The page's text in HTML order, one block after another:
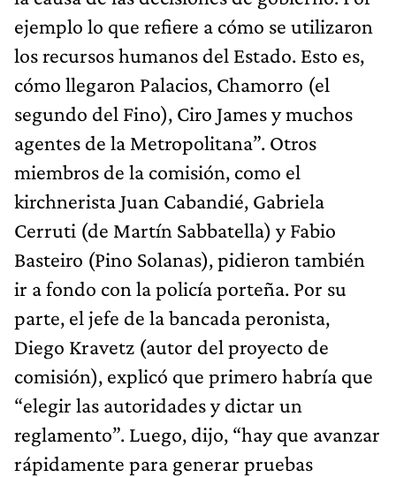
ejemplo lo que refiere a cómo se utilizaron
los recursos humanos del Estado. Esto es,
cómo llegaron Palacios, Chamorro (el
segundo del Fino), Ciro James y muchos
agentes de la Metropolitana”. Otros
miembros de la comisión, como el
kirchnerista Juan Cabandié, Gabriela
Cerruti (de Martín Sabbatella) y Fabio
Basteiro (Pino Solanas), pidieron también
ir a fondo con la policía porteña. Por su
parte, el jefe de la bancada peronista,
Diego Kravetz (autor del proyecto de
comisión), explicó que primero habría que
“elegir las autoridades y dictar un
reglamento”. Luego, dijo, “hay que avanzar
rápidamente para generar pruebas